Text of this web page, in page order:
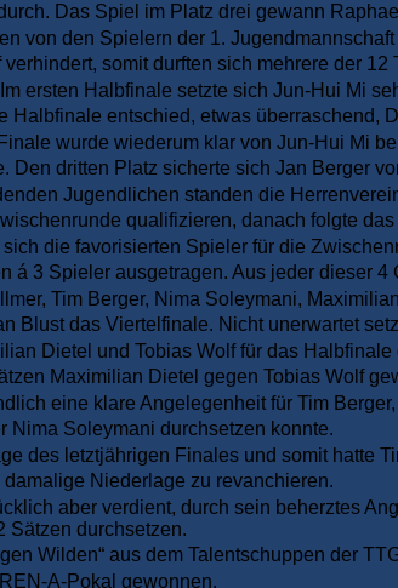
Das Spiel im Platz drei gewann
von den Spielern der 1.
somit durften sich mehrere der 12
ersten Halbfinale setzte sich Jun-Hui Mi
Halbfinale entschied, etwas überraschend,
wurde wiederum klar von Jun-Hui Mi
Den dritten Platz sicherte sich Jan Berger
Jugendlichen standen die
qualifizieren, danach folgte
die favorisierten Spieler für die
á 3 Spieler ausgetragen. Aus jeder dieser 4
Tim Berger, Nima Soleymani,
Blust das Viertelfinale. Nicht unerwartet
Dietel und Tobias Wolf für das Halbfinale
Maximilian Dietel gegen Tobias Wolf
eine klare Angelegenheit für Tim
Nima Soleymani durchsetzen konnte.
des letztjährigen Finales und somit hatte
Niederlage zu revanchieren.
aber verdient, durch sein beherztes
Sätzen durchsetzen.
Wilden“ aus dem Talentschuppen der
A-Pokal gewonnen.